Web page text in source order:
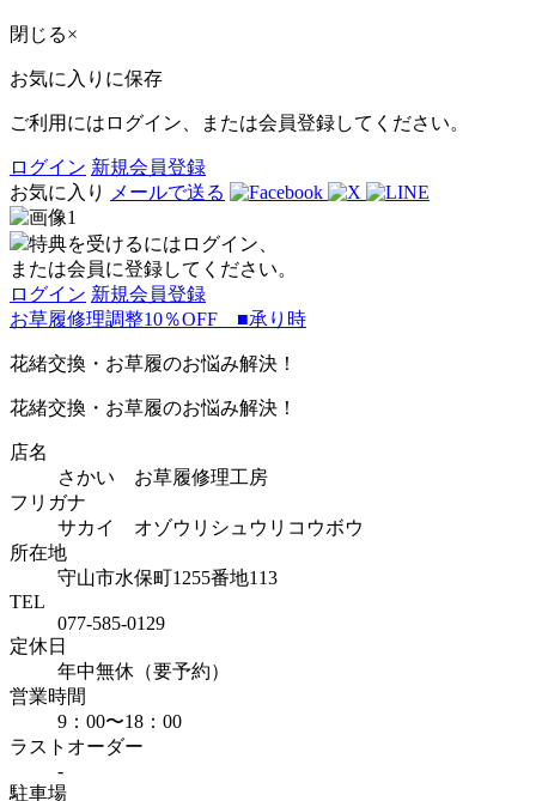
閉じる×
お気に入りに保存
ご利用にはログイン、または会員登録してください。
ログイン 新規会員登録
お気に入り
メールで送る
特典を受けるにはログイン、
または会員に登録してください。
ログイン 新規会員登録
お草履修理調整10％OFF ■承り時
花緒交換・お草履のお悩み解決！
花緒交換・お草履のお悩み解決！
店名
さかい お草履修理工房
フリガナ
サカイ オゾウリシュウリコウボウ
所在地
守山市水保町1255番地113
TEL
077-585-0129
定休日
年中無休（要予約）
営業時間
9：00〜18：00
ラストオーダー
-
駐車場